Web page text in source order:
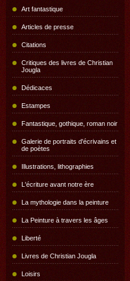
Art fantastique
Articles de presse
Citations
Critiques des livres de Christian
Jougla
Dédicaces
Estampes
Fantastique, gothique, roman noir
Galerie de portraits d'écrivains et
de poètes
Illustrations, lithographies
L'écriture avant notre ère
La mythologie dans la peinture
La Peinture à travers les âges
Liberté
Livres de Christian Jougla
Loisirs